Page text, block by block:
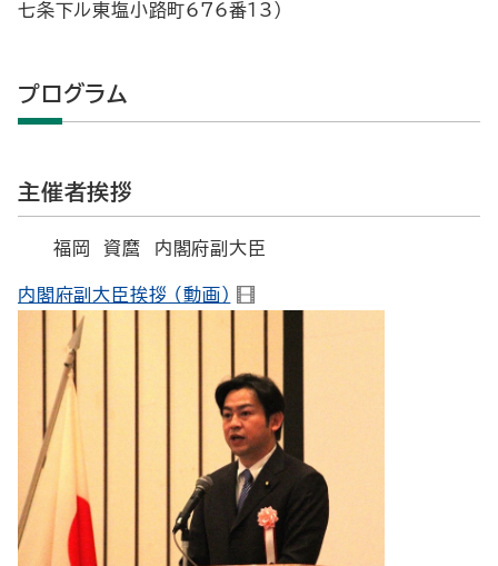
七条下ル東塩小路町676番13）
プログラム
主催者挨拶
福岡 資麿 内閣府副大臣
内閣府副大臣挨拶 （動画）